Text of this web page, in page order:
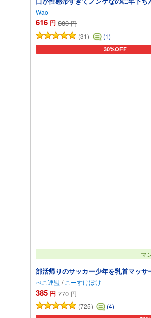
Wao
616 円 880 円
(31)
(1)
30%OFF
カートに追加
マ
部活帰りのサッカー少年を乳首マッ
ぺこ連盟 / こーすけぽけ
385 円 770 円
(725)
(4)